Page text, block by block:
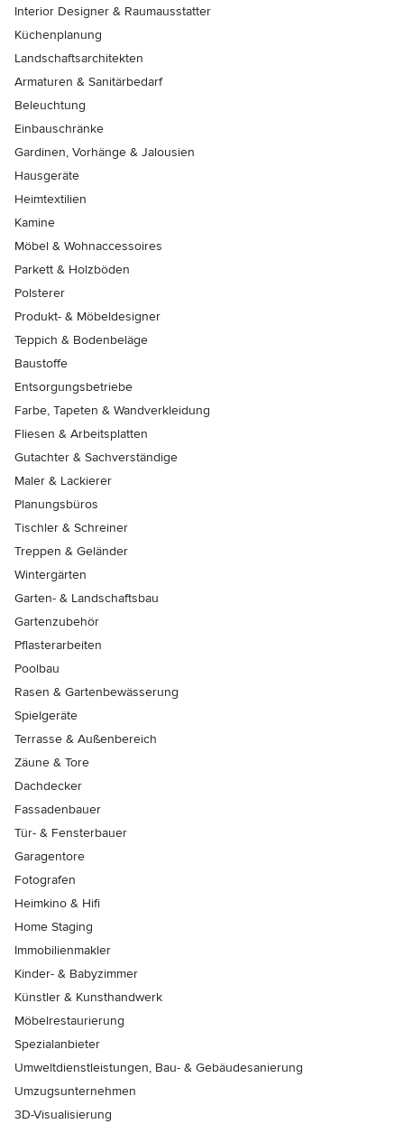
Interior Designer & Raumausstatter
Küchenplanung
Landschaftsarchitekten
Armaturen & Sanitärbedarf
Beleuchtung
Einbauschränke
Gardinen, Vorhänge & Jalousien
Hausgeräte
Heimtextilien
Kamine
Möbel & Wohnaccessoires
Parkett & Holzböden
Polsterer
Produkt- & Möbeldesigner
Teppich & Bodenbeläge
Baustoffe
Entsorgungsbetriebe
Farbe, Tapeten & Wandverkleidung
Fliesen & Arbeitsplatten
Gutachter & Sachverständige
Maler & Lackierer
Planungsbüros
Tischler & Schreiner
Treppen & Geländer
Wintergärten
Garten- & Landschaftsbau
Gartenzubehör
Pflasterarbeiten
Poolbau
Rasen & Gartenbewässerung
Spielgeräte
Terrasse & Außenbereich
Zäune & Tore
Dachdecker
Fassadenbauer
Tür- & Fensterbauer
Garagentore
Fotografen
Heimkino & Hifi
Home Staging
Immobilienmakler
Kinder- & Babyzimmer
Künstler & Kunsthandwerk
Möbelrestaurierung
Spezialanbieter
Umweltdienstleistungen, Bau- & Gebäudesanierung
Umzugsunternehmen
3D-Visualisierung